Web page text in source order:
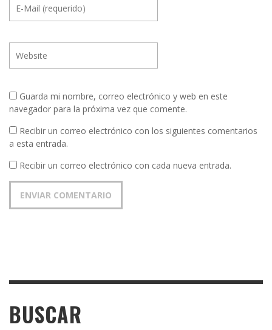
Guarda mi nombre, correo electrónico y web en este
navegador para la próxima vez que comente.
Recibir un correo electrónico con los siguientes comentarios
a esta entrada.
Recibir un correo electrónico con cada nueva entrada.
BUSCAR